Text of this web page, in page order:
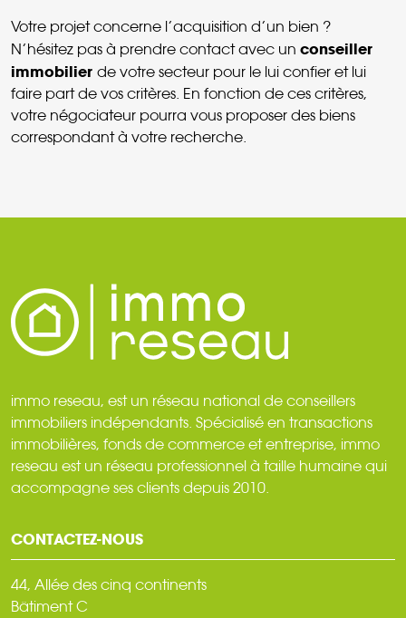
Votre projet concerne l’acquisition d’un bien ?
N’hésitez pas à prendre contact avec un conseiller
immobilier de votre secteur pour le lui confier et lui
faire part de vos critères. En fonction de ces critères,
votre négociateur pourra vous proposer des biens
correspondant à votre recherche.
immo reseau, est un réseau national de conseillers
immobiliers indépendants. Spécialisé en transactions
immobilières, fonds de commerce et entreprise, immo
reseau est un réseau professionnel à taille humaine qui
accompagne ses clients depuis 2010.
CONTACTEZ-NOUS
44, Allée des cinq continents
Bâtiment C